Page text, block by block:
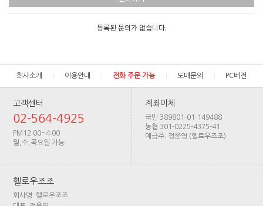
등록된 문의가 없습니다.
회사소개 이용안내 전화 주문 가능 도매문의 PC버전
고객센터
02-564-4925
PM12:00~4:00
월,수,목요일 가능
계좌이체
국민 389801-01-149488
농협 301-0225-4375-41
예금주: 정윤영 (헬로우조조)
헬로우조조
회사명: 헬로우조조